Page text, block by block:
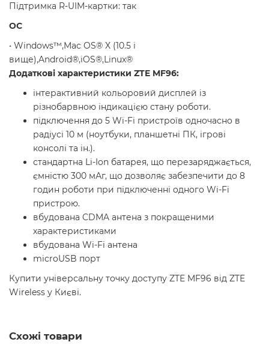
Підтримка R-UIM-картки: так
ОС
• Windows™,Mac OS® X (10.5 і
вище),Android®,iOS®,Linux®
Додаткові характеристики ZTE MF96:
інтерактивний кольоровий дисплей із
різнобарвною індикацією стану роботи.
підключення до 5 Wi-Fi пристроїв одночасно в
радіусі 10 м (ноутбуки, планшетні ПК, ігрові
консолі та ін.).
стандартна Li-Ion батарея, що перезаряджається,
ємністю 300 мАг, що дозволяє забезпечити до 8
годин роботи при підключенні одного Wi-Fi
пристрою.
вбудована CDMA антена з покращеними
характеристиками
вбудована Wi-Fi антена
microUSB порт
Купити універсальну точку доступу ZTE MF96 від ZTE
Wireless у Києві.
Схожі товари